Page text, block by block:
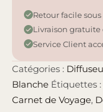
Retour facile
Livraison gratuite
Service Client
Catégories :
Blanche Étiquettes :
Carnet de Voyage,